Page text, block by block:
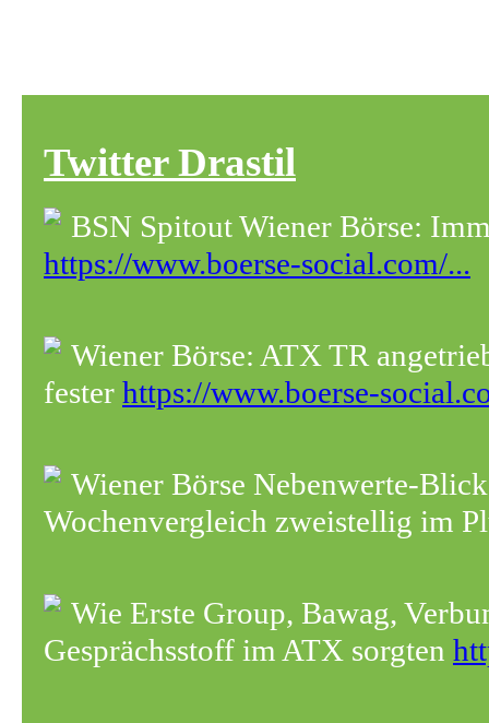
Twitter Drastil
BSN Spitout Wiener Börse:
https://www.boerse-social.com/...
Wiener Börse: ATX TR
fester https://www.boerse-
Wiener Börse Nebenwerte-
Wochenvergleich zweistellig im
Wie Erste Group, Bawag,
Gesprächsstoff im ATX sorgten